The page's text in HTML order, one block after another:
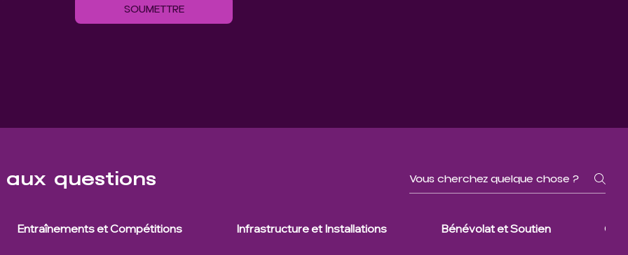
SOUMETTRE
aux questions
Entraînements et Compétitions Infrastructure et Installations Bénévolat et Soutien